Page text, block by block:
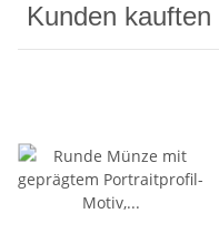
Kunden